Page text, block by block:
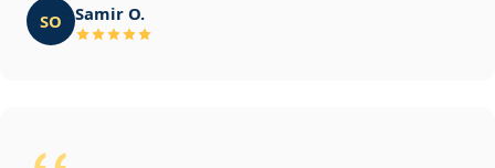
SO Samir O.